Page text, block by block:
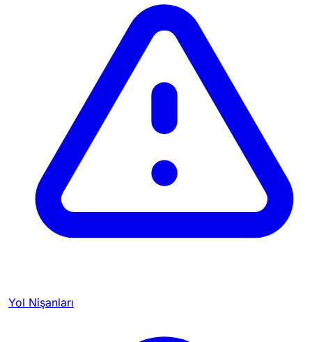
Yol Nişanları